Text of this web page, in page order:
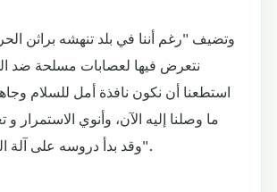
وتضيف "رغم أننا في بلد تنهشه براثن
نتعرض فيها لعصابات مسلحة ضد
استطعنا أن نكون نافذة أمل للسلام
ما وصلنا إليه الآن، وأنوي الاستمرار
وقد بدأ دروسه على آلة الجيتار منذ شهور".